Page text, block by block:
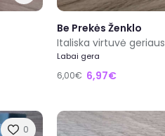
Be Prekės Ženklo
Labai gera
6,00€ 6,97€
0